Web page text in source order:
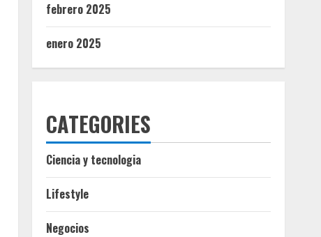
febrero 2025
enero 2025
CATEGORIES
Ciencia y tecnologia
Lifestyle
Negocios